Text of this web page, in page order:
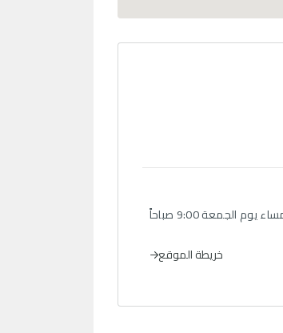
QNB سويسرا كي دو مونت بلان1201 جنيف، سويسرا سويفت كود: QNBACHGG ساعات العمل الإثنين إلى الخميس: من 9:00 صباحاً إلى 5:00 مساء يوم الجمعة 9:00 صباحاً
خريطة الموقع